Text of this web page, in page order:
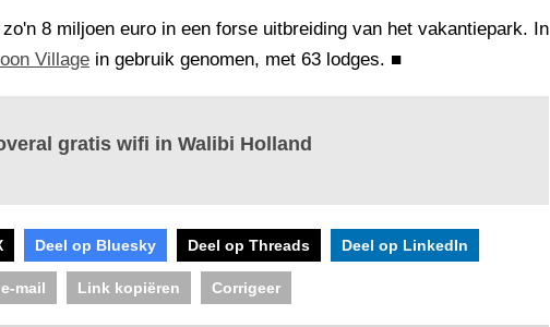
8 miljoen euro in een forse uitbreiding van het vakantiepark. In
Village in gebruik genomen, met 63 lodges. ■
gratis wifi in Walibi Holland
Deel op Bluesky Deel op Threads Deel op LinkedIn
mail Link kopiëren Corrigeer